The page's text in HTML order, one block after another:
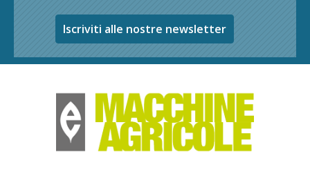
Iscriviti alle nostre newsletter